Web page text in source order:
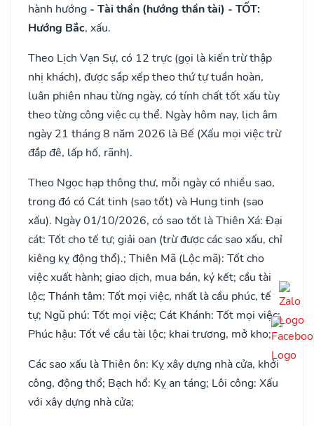
hành hướng - Tài thần (hướng thần tài) - TỐT:
Hướng Bắc, xấu.
Theo Lịch Vạn Sự, có 12 trực (gọi là kiến trừ thập
nhị khách), được sắp xếp theo thứ tự tuần hoàn,
luân phiên nhau từng ngày, có tính chất tốt xấu tùy
theo từng công việc cụ thể. Ngày hôm nay, lịch âm
ngày 21 tháng 8 năm 2026 là Bế (Xấu mọi việc trừ
đắp đê, lấp hố, rãnh).
Theo Ngọc hạp thông thư, mỗi ngày có nhiều sao,
trong đó có Cát tinh (sao tốt) và Hung tinh (sao
xấu). Ngày 01/10/2026, có sao tốt là Thiên Xá: Đại
cát: Tốt cho tế tự; giải oan (trừ được các sao xấu, chỉ
kiêng kỵ động thổ).; Thiên Mã (Lộc mã): Tốt cho
việc xuất hành; giao dịch, mua bán, ký kết; cầu tài
lộc; Thánh tâm: Tốt mọi việc, nhất là cầu phúc, tế
tự; Ngũ phú: Tốt mọi việc; Cát Khánh: Tốt mọi việc;
Phúc hậu: Tốt về cầu tài lộc; khai trương, mở kho;
Các sao xấu là Thiên ôn: Kỵ xây dựng nhà cửa, khởi
công, động thổ; Bạch hổ: Kỵ an táng; Lôi công: Xấu
với xây dựng nhà cửa;